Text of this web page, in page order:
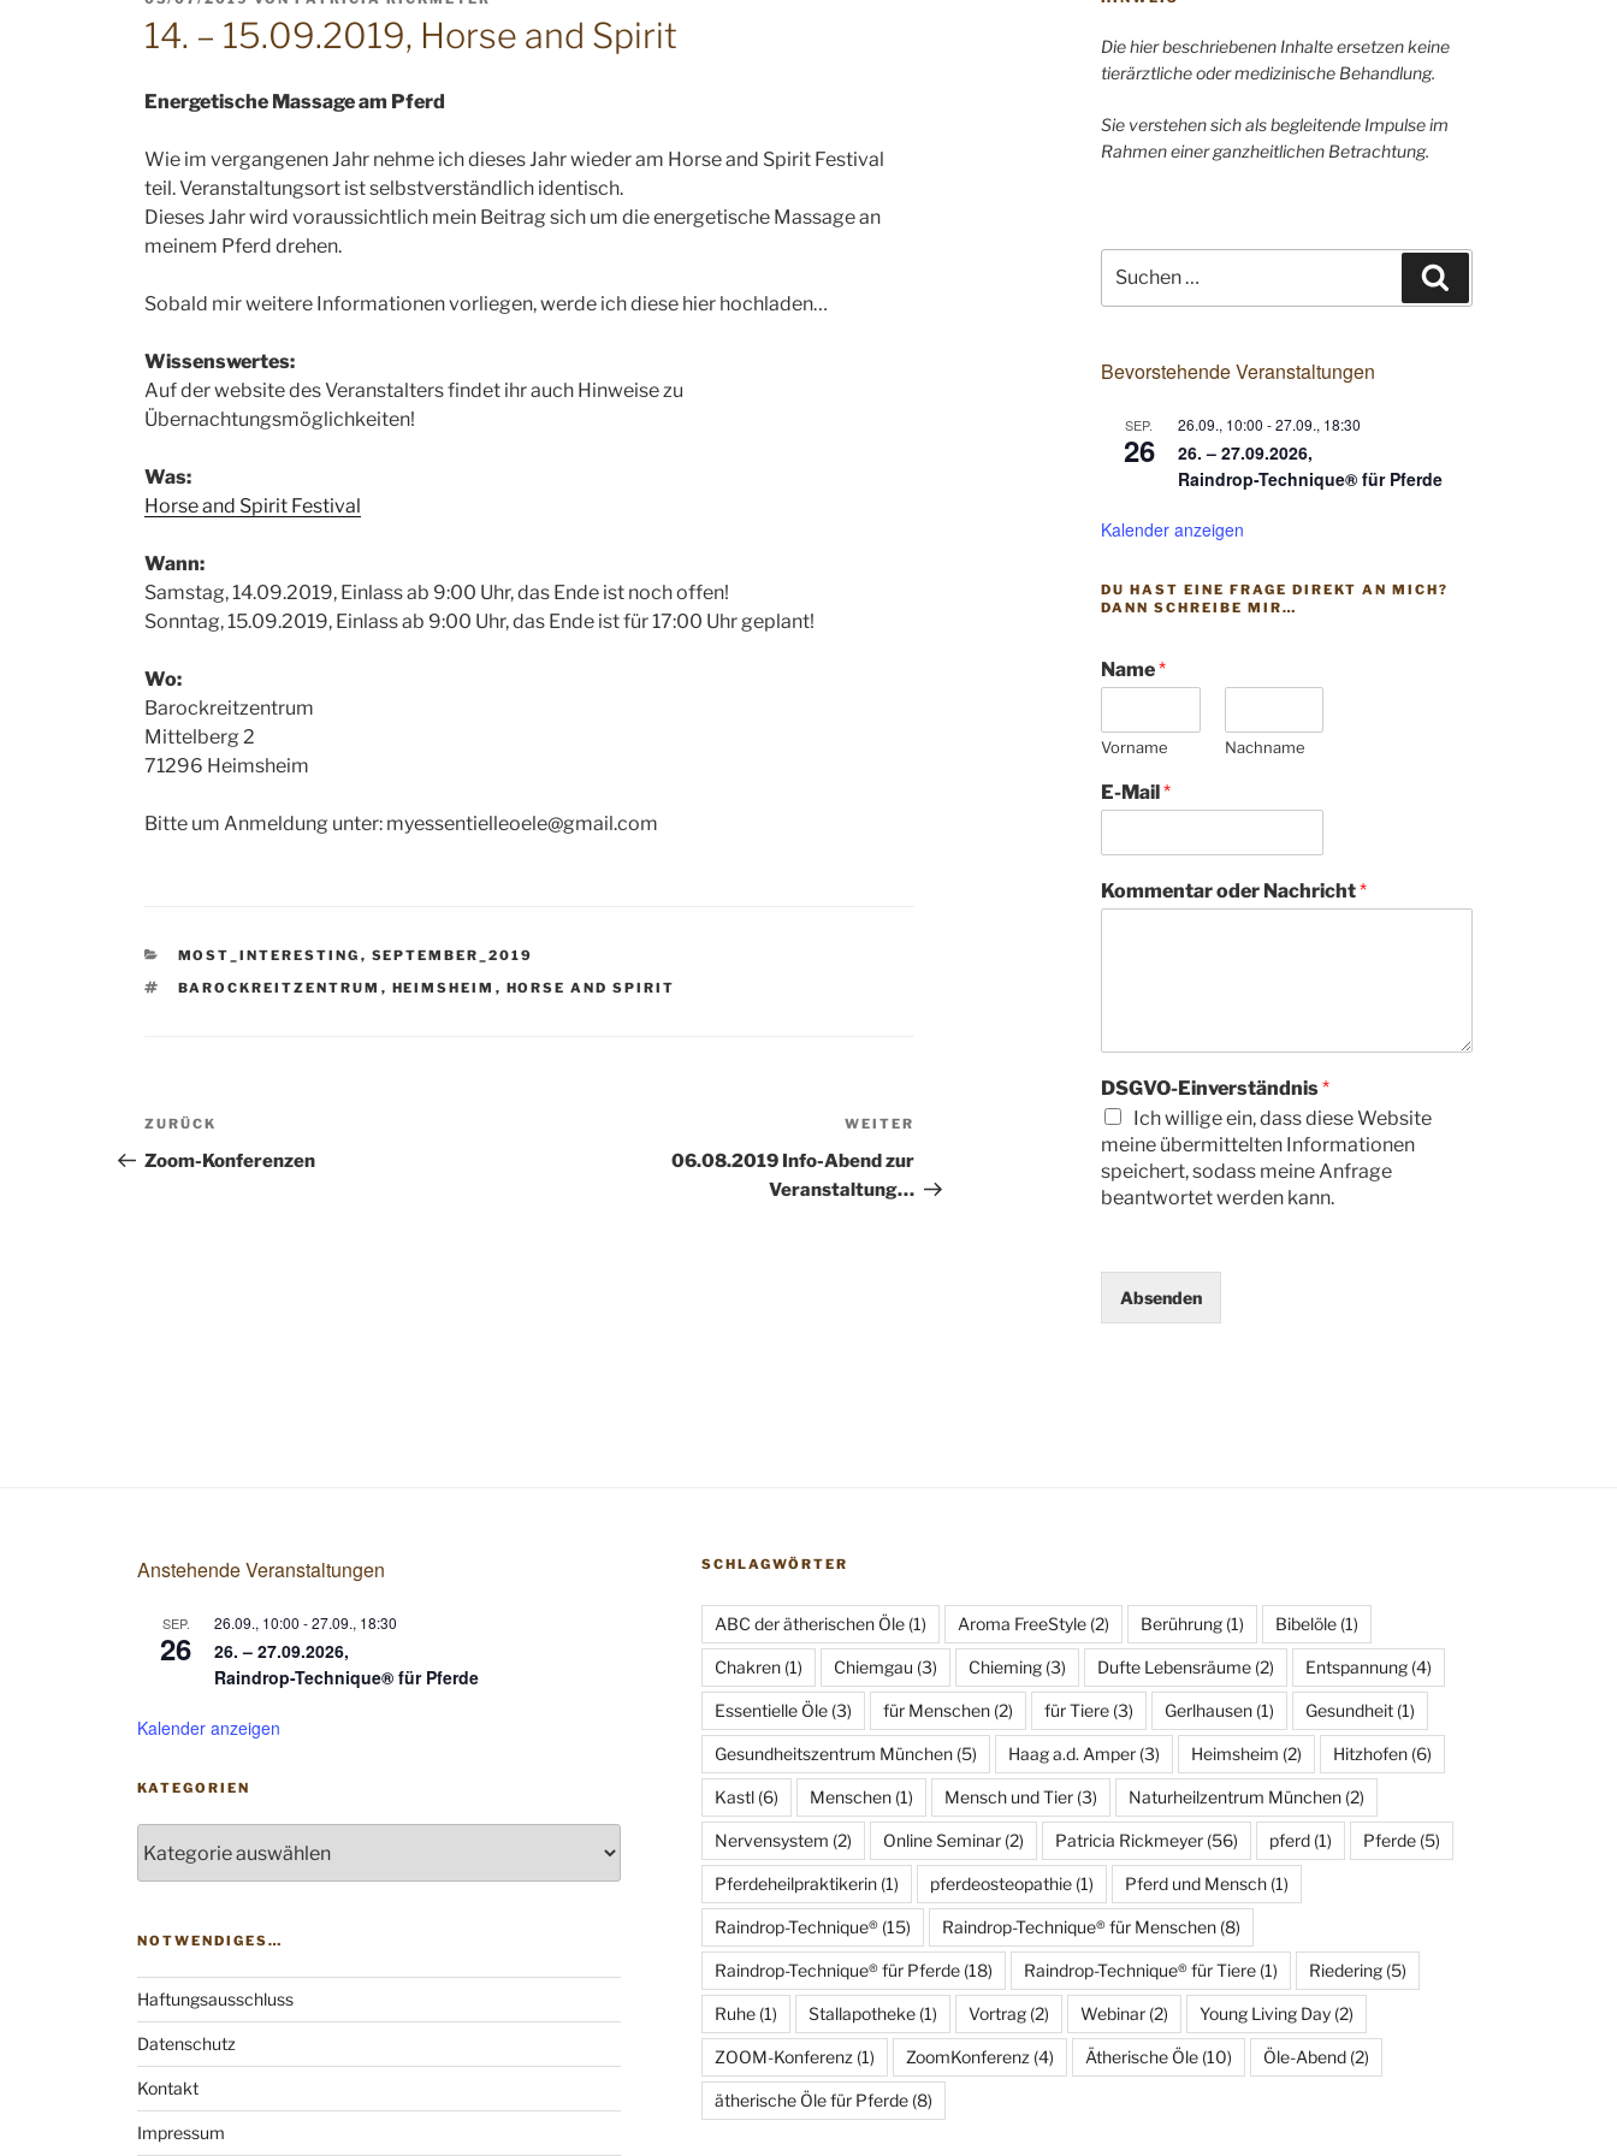
AM
14. – 15.09.2019, Horse and Spirit
Energetische Massage am Pferd
Wie im vergangenen Jahr nehme ich dieses Jahr wieder am Horse and Spirit Festival
teil. Veranstaltungsort ist selbstverständlich identisch.
Dieses Jahr wird voraussichtlich mein Beitrag sich um die energetische Massage an
meinem Pferd drehen.
Sobald mir weitere Informationen vorliegen, werde ich diese hier hochladen…
Wissenswertes:
Auf der website des Veranstalters findet ihr auch Hinweise zu
Übernachtungsmöglichkeiten!
Was:
Horse and Spirit Festival
Wann:
Samstag, 14.09.2019, Einlass ab 9:00 Uhr, das Ende ist noch offen!
Sonntag, 15.09.2019, Einlass ab 9:00 Uhr, das Ende ist für 17:00 Uhr geplant!
Wo:
Barockreitzentrum
Mittelberg 2
71296 Heimsheim
Bitte um Anmeldung unter: myessentielleoele@gmail.com
KATEGORIEN
MOST_INTERESTING , SEPTEMBER_2019
SCHLAGWÖRTER
BAROCKREITZENTRUM , HEIMSHEIM , HORSE AND SPIRIT
Beitragsnavigation
Vorheriger
Beitrag
ZURÜCK
Zoom-Konferenzen
WEITER
06.08.2019 Info-Abend zur
Veranstaltung…
Die hier beschriebenen Inhalte ersetzen keine
tierärztliche oder medizinische Behandlung.
Sie verstehen sich als begleitende Impulse im
Rahmen einer ganzheitlichen Betrachtung.
nach:
Bevorstehende Veranstaltungen
SEP.
26
26.09., 10:00 -27.09., 18:30
26. – 27.09.2026,
Raindrop-Technique® für Pferde
Kalender anzeigen
DU HAST EINE FRAGE DIREKT AN MICH?
DANN SCHREIBE MIR…
Name*
Vorname Nachname
E-Mail *
Kommentar oder Nachricht*
DSGVO-Einverständnis*
Ich willige ein, dass diese Website
meine übermittelten Informationen
speichert, sodass meine Anfrage
beantwortet werden kann.
Absenden
Anstehende Veranstaltungen
SEP.
26
26.09., 10:00 -27.09., 18:30
26. – 27.09.2026,
Raindrop-Technique® für Pferde
Kalender anzeigen
KATEGORIEN
NOTWENDIGES…
Haftungsausschluss
Datenschutz
Kontakt
Impressum
SCHLAGWÖRTER
ABC der ätherischen Öle(1) Aroma FreeStyle(2) Berührung(1) Bibelöle(1)
Chakren(1) Chiemgau (3) Chieming(3) Dufte Lebensräume(2) Entspannung(4)
Essentielle Öle(3) für Menschen(2) für Tiere(3) Gerlhausen(1) Gesundheit(1)
Gesundheitszentrum München(5) Haag a.d. Amper(3) Heimsheim (2) Hitzhofen(6)
Kastl(6) Menschen(1) Mensch und Tier(3) Naturheilzentrum München(2)
Nervensystem (2) Online Seminar(2) Patricia Rickmeyer(56) pferd(1) Pferde(5)
Pferdeheilpraktikerin(1) pferdeosteopathie(1) Pferd und Mensch(1)
Raindrop-Technique®(15) Raindrop-Technique® für Menschen(8)
Raindrop-Technique® für Pferde(18) Raindrop-Technique® für Tiere(1) Riedering(5)
Ruhe(1) Stallapotheke(1) Vortrag(2) Webinar(2) Young Living Day(2)
ZOOM-Konferenz (1) ZoomKonferenz (4) Ätherische Öle(10) Öle-Abend(2)
ätherische Öle für Pferde(8)